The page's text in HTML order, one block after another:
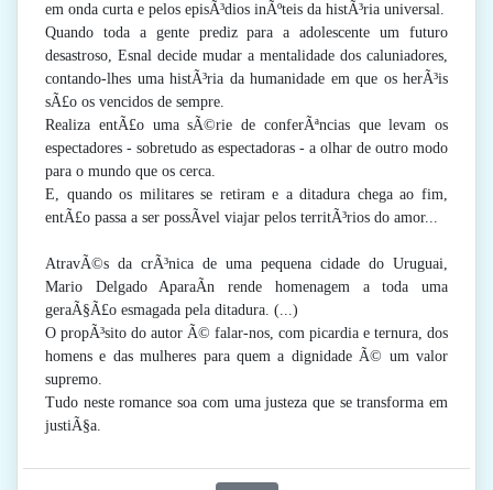
em onda curta e pelos episÃ³dios inÃºteis da histÃ³ria universal.
Quando toda a gente prediz para a adolescente um futuro
desastroso, Esnal decide mudar a mentalidade dos caluniadores,
contando-lhes uma histÃ³ria da humanidade em que os herÃ³is
sÃ£o os vencidos de sempre.
Realiza entÃ£o uma sÃ©rie de conferÃªncias que levam os
espectadores - sobretudo as espectadoras - a olhar de outro modo
para o mundo que os cerca.
E, quando os militares se retiram e a ditadura chega ao fim,
entÃ£o passa a ser possÃ­vel viajar pelos territÃ³rios do amor...
AtravÃ©s da crÃ³nica de uma pequena cidade do Uruguai,
Mario Delgado AparaÃ­n rende homenagem a toda uma
geraÃ§Ã£o esmagada pela ditadura. (...)
O propÃ³sito do autor Ã© falar-nos, com picardia e ternura, dos
homens e das mulheres para quem a dignidade Ã© um valor
supremo.
Tudo neste romance soa com uma justeza que se transforma em
justiÃ§a.